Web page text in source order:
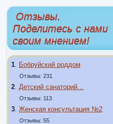
Отзывы.
Поделитесь с нами
своим мнением!
1 Бобруйский роддом
Отзывы: 231
2 Детский санаторий...
Отзывы: 113
3 Женская консультация №2
Отзывы: 55